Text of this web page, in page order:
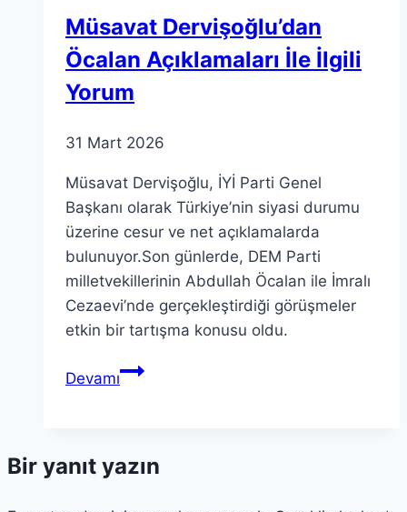
Müsavat Dervişoğlu’dan
Öcalan Açıklamaları İle İlgili
Yorum
31 Mart 2026
Müsavat Dervişoğlu, İYİ Parti Genel
Başkanı olarak Türkiye’nin siyasi durumu
üzerine cesur ve net açıklamalarda
bulunuyor.Son günlerde, DEM Parti
milletvekillerinin Abdullah Öcalan ile İmralı
Cezaevi’nde gerçekleştirdiği görüşmeler
etkin bir tartışma konusu oldu.
DevamıMüsavat
İle
Bir yanıt yazın